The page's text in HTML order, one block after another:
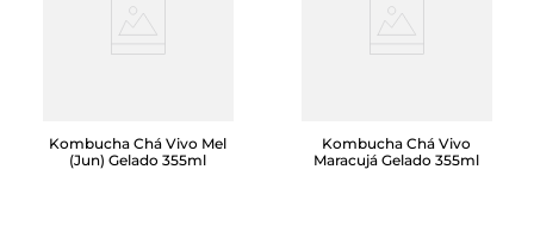
Kombucha Chá Vivo Mel
(Jun) Gelado 355ml
Kombucha Chá Vivo
Maracujá Gelado 355ml